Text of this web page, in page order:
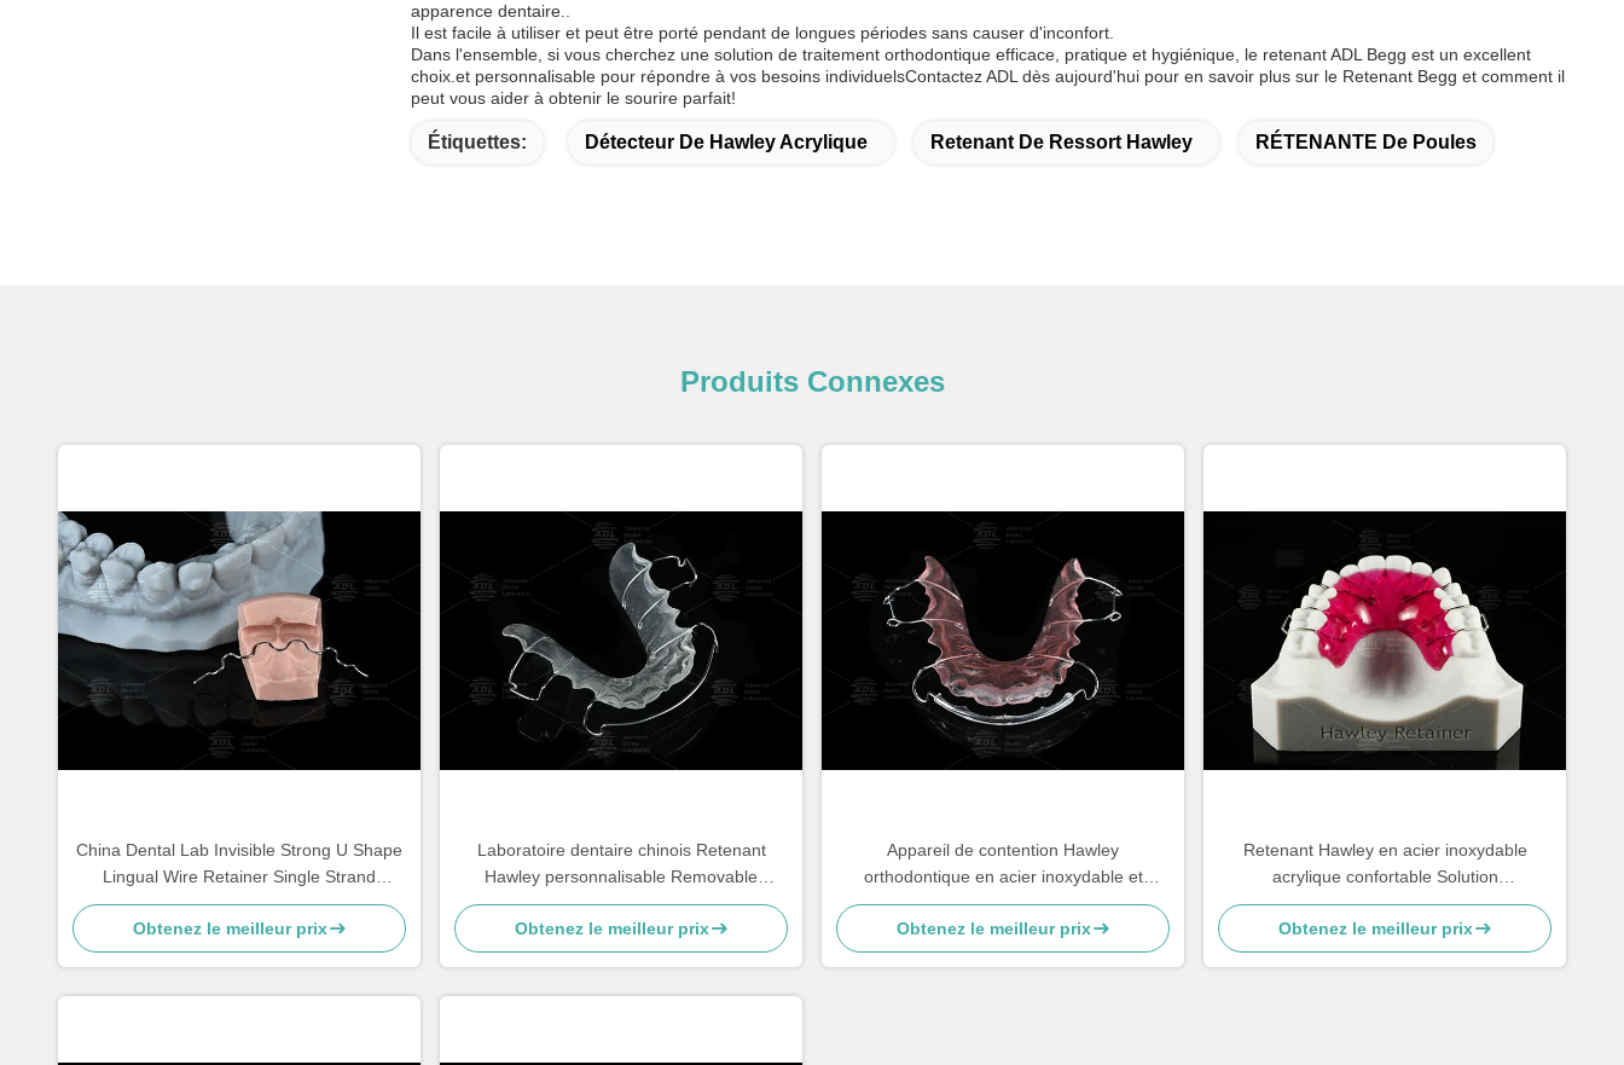
apparence dentaire..
Il est facile à utiliser et peut être porté pendant de longues périodes sans causer d'inconfort.
Dans l'ensemble, si vous cherchez une solution de traitement orthodontique efficace, pratique et hygiénique, le retenant ADL Begg est un excellent
choix.et personnalisable pour répondre à vos besoins individuelsContactez ADL dès aujourd'hui pour en savoir plus sur le Retenant Begg et comment il
peut vous aider à obtenir le sourire parfait!
Étiquettes: Détecteur De Hawley Acrylique Retenant De Ressort Hawley RÉTENANTE De Poules
Produits Connexes
China Dental Lab Invisible Strong U Shape
Lingual Wire Retainer Single Strand
Comfort Level for Orthodontic Treatment
Obtenez le meilleur prix
Laboratoire dentaire chinois Retenant
Hawley personnalisable Removable
confortablement Retenant la position des
dents efficacement
Obtenez le meilleur prix
Appareil de contention Hawley
orthodontique en acier inoxydable et
acrylique de laboratoire dentaire chinois
pour traitement orthodontique
Obtenez le meilleur prix
Retenant Hawley en acier inoxydable
acrylique confortable Solution
orthodontique efficace
Obtenez le meilleur prix